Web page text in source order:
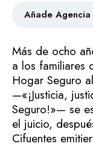
Añade
Más de ocho
a los familiares
Hogar Seguro
—«¡Justicia,
Seguro!»— se
el juicio,
Cifuentes